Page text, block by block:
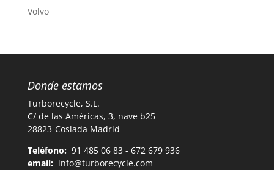
Volvo
Donde estamos
Turborecycle, S.L.
C/ de las Américas, 3, nave b25
28823-Coslada Madrid
Teléfono: 91 485 06 83 - 672 679 936
email: info@turborecycle.com